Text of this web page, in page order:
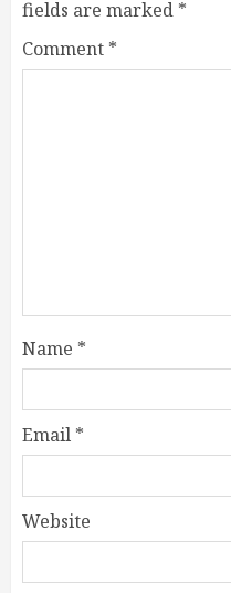
fields are marked *
Comment *
Name *
Email *
Website